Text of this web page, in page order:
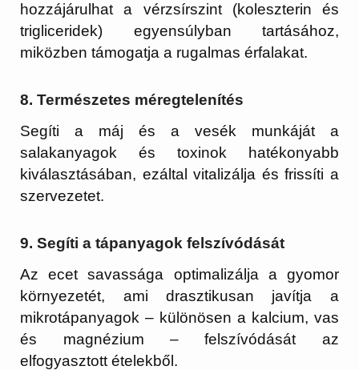
hozzájárulhat a vérzsírszint (koleszterin és
trigliceridek) egyensúlyban tartásához,
miközben támogatja a rugalmas érfalakat.
8. Természetes méregtelenítés
Segíti a máj és a vesék munkáját a
salakanyagok és toxinok hatékonyabb
kiválasztásában, ezáltal vitalizálja és frissíti a
szervezetet.
9. Segíti a tápanyagok felszívódását
Az ecet savassága optimalizálja a gyomor
környezetét, ami drasztikusan javítja a
mikrotápanyagok – különösen a kalcium, vas
és magnézium – felszívódását az
elfogyasztott ételekből.